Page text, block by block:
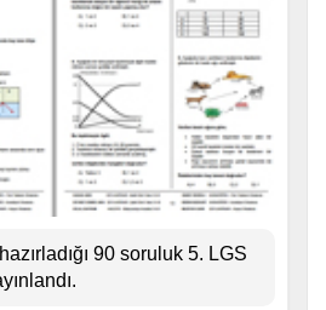
90 soruluk 5. LGS